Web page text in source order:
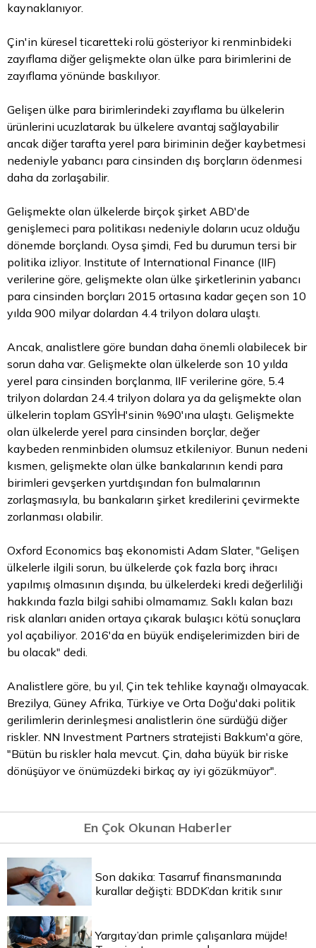
kaynaklanıyor.
Çin'in küresel ticaretteki rolü gösteriyor ki renminbideki
zayıflama diğer gelişmekte olan ülke para birimlerini de
zayıflama yönünde baskılıyor.
Gelişen ülke para birimlerindeki zayıflama bu ülkelerin
ürünlerini ucuzlatarak bu ülkelere avantaj sağlayabilir
ancak diğer tarafta yerel para biriminin değer kaybetmesi
nedeniyle yabancı para cinsinden dış borçların ödenmesi
daha da zorlaşabilir.
Gelişmekte olan ülkelerde birçok şirket ABD'de
genişlemeci para politikası nedeniyle doların ucuz olduğu
dönemde borçlandı. Oysa şimdi, Fed bu durumun tersi bir
politika izliyor. Institute of International Finance (IIF)
verilerine göre, gelişmekte olan ülke şirketlerinin yabancı
para cinsinden borçları 2015 ortasına kadar geçen son 10
yılda 900 milyar dolardan 4.4 trilyon dolara ulaştı.
Ancak, analistlere göre bundan daha önemli olabilecek bir
sorun daha var. Gelişmekte olan ülkelerde son 10 yılda
yerel para cinsinden borçlanma, IIF verilerine göre, 5.4
trilyon dolardan 24.4 trilyon dolara ya da gelişmekte olan
ülkelerin toplam GSYİH'sinin %90'ına ulaştı. Gelişmekte
olan ülkelerde yerel para cinsinden borçlar, değer
kaybeden renminbiden olumsuz etkileniyor. Bunun nedeni
kısmen, gelişmekte olan ülke bankalarının kendi para
birimleri gevşerken yurtdışından fon bulmalarının
zorlaşmasıyla, bu bankaların şirket kredilerini çevirmekte
zorlanması olabilir.
Oxford Economics baş ekonomisti Adam Slater, "Gelişen
ülkelerle ilgili sorun, bu ülkelerde çok fazla borç ihracı
yapılmış olmasının dışında, bu ülkelerdeki kredi değerliliği
hakkında fazla bilgi sahibi olmamamız. Saklı kalan bazı
risk alanları aniden ortaya çıkarak bulaşıcı kötü sonuçlara
yol açabiliyor. 2016'da en büyük endişelerimizden biri de
bu olacak" dedi.
Analistlere göre, bu yıl, Çin tek tehlike kaynağı olmayacak.
Brezilya, Güney Afrika, Türkiye ve Orta Doğu'daki politik
gerilimlerin derinleşmesi analistlerin öne sürdüğü diğer
riskler. NN Investment Partners stratejisti Bakkum'a göre,
"Bütün bu riskler hala mevcut. Çin, daha büyük bir riske
dönüşüyor ve önümüzdeki birkaç ay iyi gözükmüyor".
En Çok Okunan Haberler
Son dakika: Tasarruf finansmanında
kurallar değişti: BDDK’dan kritik sınır
Yargıtay’dan primle çalışanlara müjde!